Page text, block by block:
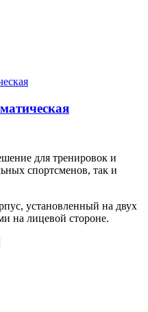
для тренировок и
спортсменов, так и
установленный на двух
на лицевой стороне.